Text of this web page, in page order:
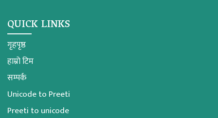
QUICK LINKS
गृहपृष्ठ
हाम्रो टिम
सम्पर्क
Unicode to Preeti
Preeti to unicode